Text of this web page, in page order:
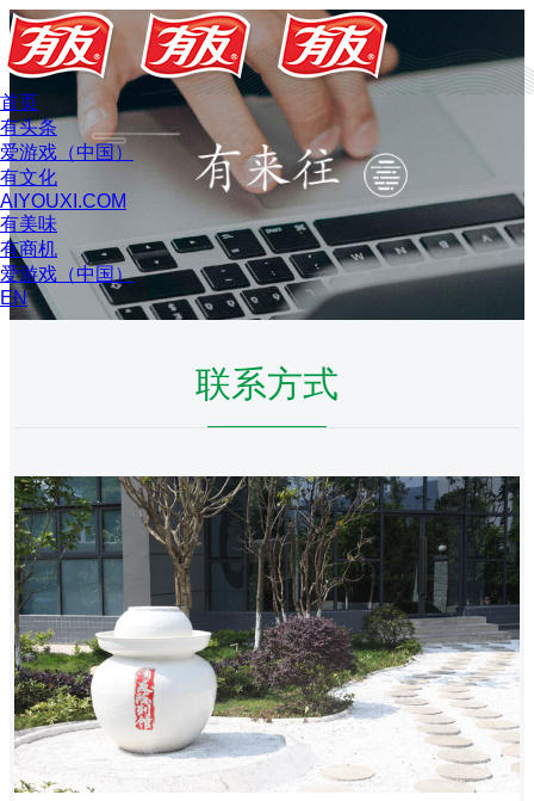
首页
有头条
爱游戏（中国）
有文化
AIYOUXI.COM
有美味
有商机
爱游戏（中国）
EN
联系方式